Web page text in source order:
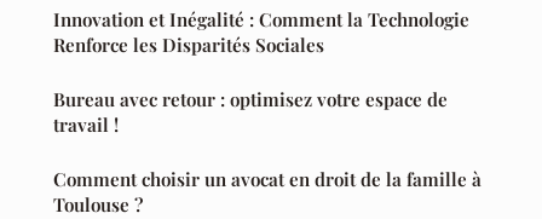
Innovation et Inégalité : Comment la Technologie
Renforce les Disparités Sociales
Bureau avec retour : optimisez votre espace de
travail !
Comment choisir un avocat en droit de la famille à
Toulouse ?